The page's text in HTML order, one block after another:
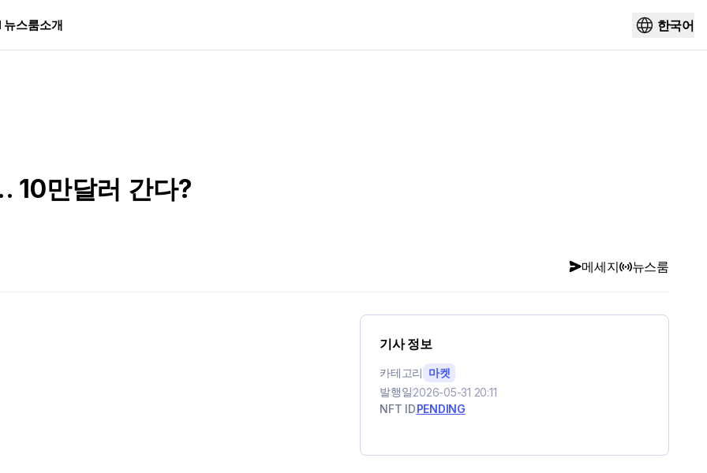
뉴스룸소개 한국어
10만달러 간다?
메세지 뉴스룸
기사 정보
카테고리 마켓
발행일2026-05-31 20:11
NFT IDPENDING